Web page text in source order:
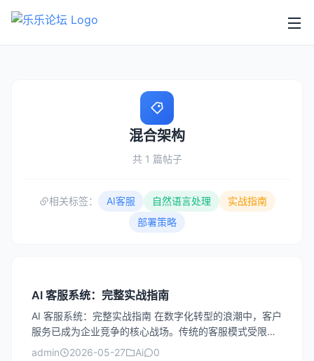
混合架构
共 1 篇帖子
相关标签： AI客服 自然语言处理
实战指南
部署策略
AI 客服系统：完整实战指南
AI 客服系统：完整实战指南 在数字化转型的浪潮中，客户
服务已成为企业竞争的核心战场。传统的客服模式受限于
人力成本、响应速度和知识储备，难以应对日益增长的客
admin 2026-05-27 Ai 0